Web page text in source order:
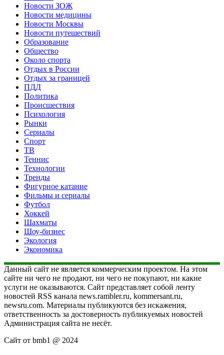
Новости ЗОЖ
Новости медицины
Новости Москвы
Новости путешествий
Образование
Общество
Около спорта
Отдых в России
Отдых за границей
ПДД
Политика
Происшествия
Психология
Рынки
Сериалы
Спорт
ТВ
Теннис
Технологии
Тренды
Фигурное катание
Фильмы и сериалы
Футбол
Хоккей
Шахматы
Шоу-бизнес
Экология
Экономика
Данный сайт не является коммерческим проектом. На этом
сайте ни чего не продают, ни чего не покупают, ни какие
услуги не оказываются. Сайт представляет собой ленту
новостей RSS канала news.rambler.ru, kommersant.ru,
newsru.com. Материалы публикуются без искажения,
ответственность за достоверность публикуемых новостей
Администрация сайта не несёт.
Сайт от bmb1 @ 2024